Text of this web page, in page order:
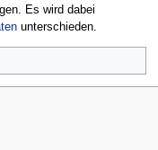
Es wird dabei
unterschieden.